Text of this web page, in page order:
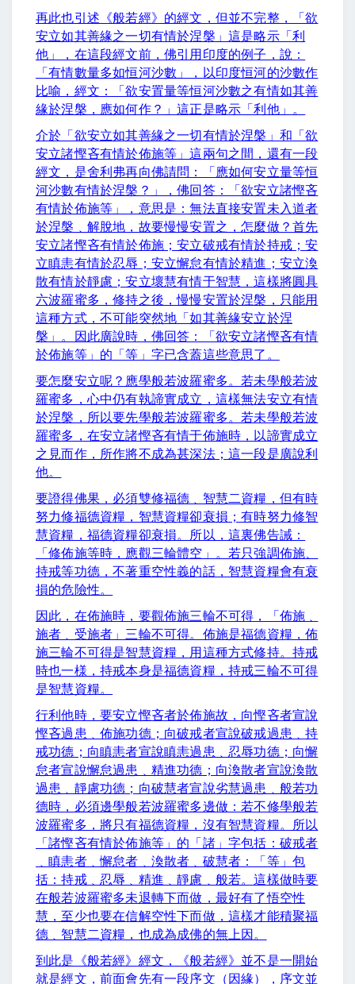
再此也引述《般若經》的經文，但並不完整，「欲
安立如其善緣之一切有情於涅槃」這是略示「利
他」，在這段經文前，佛引用印度的例子，說：
「有情數量多如恒河沙數」，以印度恒河的沙數作
比喻，經文：「欲安置量等恒河沙數之有情如其善
緣於涅槃，應如何作？」這正是略示「利他」。
介於「欲安立如其善緣之一切有情於涅槃」和「欲
安立諸慳吝有情於佈施等」這兩句之間，還有一段
經文，是舍利弗再向佛請問：「應如何安立量等恒
河沙數有情於涅槃？」，佛回答：「欲安立諸慳吝
有情於佈施等」，意思是：無法直接安置未入道者
於涅槃﹑解脫地，故要慢慢安置之，怎麼做？首先
安立諸慳吝有情於佈施；安立破戒有情於持戒；安
立瞋恚有情於忍辱；安立懈怠有情於精進；安立渙
散有情於靜慮；安立壞慧有情于智慧，這樣將圓具
六波羅蜜多，修持之後，慢慢安置於涅槃，只能用
這種方式，不可能突然地「如其善緣安立於涅
槃」。因此廣說時，佛回答：「欲安立諸慳吝有情
於佈施等」的「等」字已含蓋這些意思了。
要怎麼安立呢？應學般若波羅蜜多。若未學般若波
羅蜜多，心中仍有執諦實成立，這樣無法安立有情
於涅槃，所以要先學般若波羅蜜多。若未學般若波
羅蜜多，在安立諸慳吝有情于佈施時，以諦實成立
之見而作，所作將不成為甚深法；這一段是廣說利
他。
要證得佛果，必須雙修福德﹑智慧二資糧，但有時
努力修福德資糧，智慧資糧卻衰損；有時努力修智
慧資糧，福德資糧卻衰損。所以，這裏佛告誡：
「修佈施等時，應觀三輪體空」。若只強調佈施、
持戒等功德，不著重空性義的話，智慧資糧會有衰
損的危險性。
因此，在佈施時，要觀佈施三輪不可得，「佈施﹑
施者﹑受施者」三輪不可得。佈施是福德資糧，佈
施三輪不可得是智慧資糧，用這種方式修持。持戒
時也一様，持戒本身是福德資糧，持戒三輪不可得
是智慧資糧。
行利他時，要安立慳吝者於佈施故，向慳吝者宣說
慳吝過患﹑佈施功德；向破戒者宣說破戒過患﹑持
戒功德；向瞋恚者宣說瞋恚過患﹑忍辱功德；向懈
怠者宣說懈怠過患﹑精進功德；向渙散者宣說渙散
過患﹑靜慮功德；向破慧者宣說劣慧過患﹑般若功
德時，必須邊學般若波羅蜜多邊做：若不修學般若
波羅蜜多，將只有福德資糧，沒有智慧資糧。所以
「諸慳吝有情於佈施等」的「諸」字包括：破戒者
﹑瞋恚者﹑懈怠者﹑渙散者﹑破慧者：「等」包
括：持戒﹑忍辱﹑精進﹑靜慮﹑般若。這樣做時要
在般若波羅蜜多未退轉下而做，最好有了悟空性
慧，至少也要在信解空性下而做，這樣才能積聚福
德﹑智慧二資糧，也成為成佛的無上因。
到此是《般若經》經文，《般若經》並不是一開始
就是經文，前面會先有一段序文（因緣），序文並